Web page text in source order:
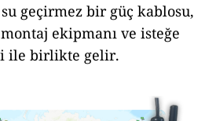
geçirmez bir güç kablosu,
ekipmanı ve isteğe
ile birlikte gelir.